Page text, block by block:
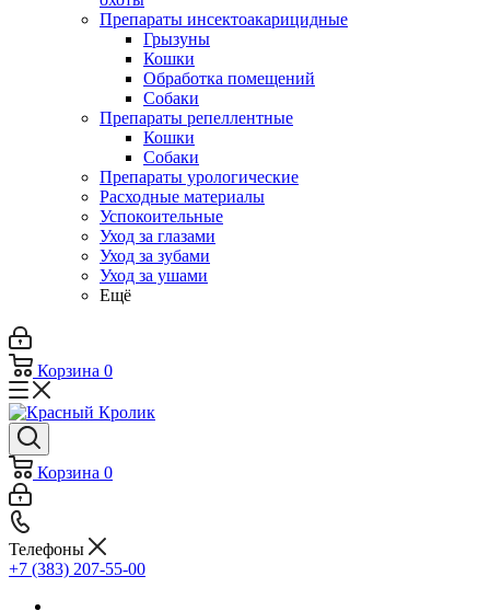
Препараты инсектоакарицидные
Грызуны
Кошки
Обработка помещений
Собаки
Препараты репеллентные
Кошки
Собаки
Препараты урологические
Расходные материалы
Успокоительные
Уход за глазами
Уход за зубами
Уход за ушами
Ещё
Корзина 0
Корзина 0
Телефоны
+7 (383) 207-55-00